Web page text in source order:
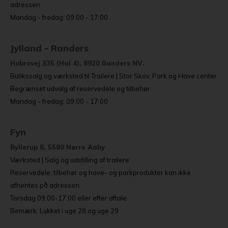
adressen
Mandag - fredag: 09:00 - 17:00
Jylland - Randers
Hobrovej 335 (Hal 4), 8920 Randers NV.
Butikssalg og værksted til Trailere | Stor Skov, Park og Have center
Begrænset udvalg af reservedele og tilbehør
Mandag - fredag: 09:00 - 17:00
Fyn
Byllerup 8, 5580 Nørre Aaby
Værksted | Salg og udstilling af trailere
Reservedele, tilbehør og have- og parkprodukter kan ikke
afhentes på adressen
Torsdag 09.00-17.00 eller efter aftale
Bemærk: Lukket i uge 28 og uge 29